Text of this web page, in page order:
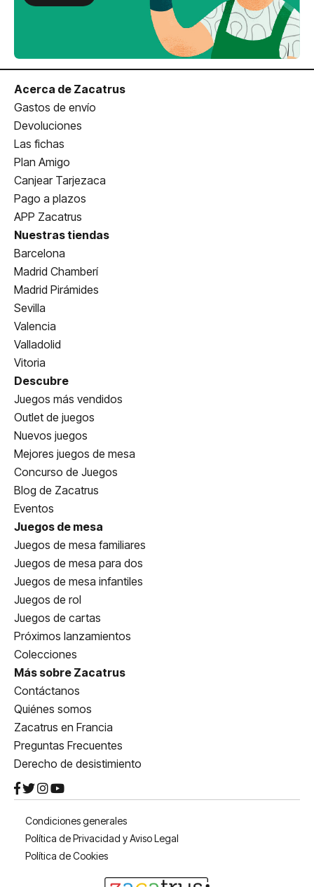
Acerca de Zacatrus
Gastos de envío
Devoluciones
Las fichas
Plan Amigo
Canjear Tarjezaca
Pago a plazos
APP Zacatrus
Nuestras tiendas
Barcelona
Madrid Chamberí
Madrid Pirámides
Sevilla
Valencia
Valladolid
Vitoria
Descubre
Juegos más vendidos
Outlet de juegos
Nuevos juegos
Mejores juegos de mesa
Concurso de Juegos
Blog de Zacatrus
Eventos
Juegos de mesa
Juegos de mesa familiares
Juegos de mesa para dos
Juegos de mesa infantiles
Juegos de rol
Juegos de cartas
Próximos lanzamientos
Colecciones
Más sobre Zacatrus
Contáctanos
Quiénes somos
Zacatrus en Francia
Preguntas Frecuentes
Derecho de desistimiento
Condiciones generales
Política de Privacidad y Aviso Legal
Política de Cookies